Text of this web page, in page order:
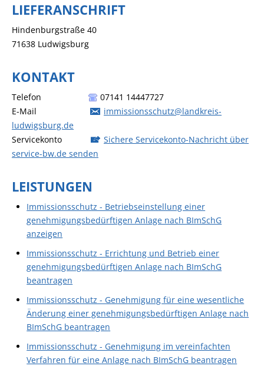
LIEFERANSCHRIFT
Hindenburgstraße 40
71638 Ludwigsburg
KONTAKT
Telefon
07141 14447727
E-Mail
immissionsschutz@landkreis-
ludwigsburg.de
Servicekonto
Sichere Servicekonto-Nachricht über
service-bw.de senden
LEISTUNGEN
Immissionsschutz - Betriebseinstellung einer
genehmigungsbedürftigen Anlage nach BImSchG
anzeigen
Immissionsschutz - Errichtung und Betrieb einer
genehmigungsbedürftigen Anlage nach BImSchG
beantragen
Immissionsschutz - Genehmigung für eine wesentliche
Änderung einer genehmigungsbedürftigen Anlage nach
BImSchG beantragen
Immissionsschutz - Genehmigung im vereinfachten
Verfahren für eine Anlage nach BImSchG beantragen